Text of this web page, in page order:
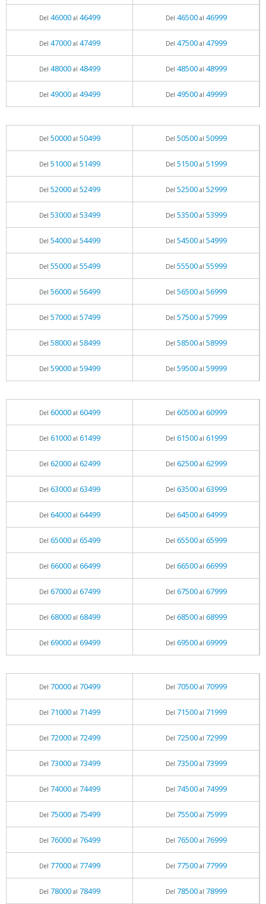
Del 46000al 46499 Del 46500al 46999
Del 47000al 47499 Del 47500al 47999
Del 48000al 48499 Del 48500al 48999
Del 49000al 49499 Del 49500al 49999
Del 50000al 50499 Del 50500al 50999
Del 51000al 51499 Del 51500al 51999
Del 52000al 52499 Del 52500al 52999
Del 53000al 53499 Del 53500al 53999
Del 54000al 54499 Del 54500al 54999
Del 55000al 55499 Del 55500al 55999
Del 56000al 56499 Del 56500al 56999
Del 57000al 57499 Del 57500al 57999
Del 58000al 58499 Del 58500al 58999
Del 59000al 59499 Del 59500al 59999
Del 60000al 60499 Del 60500al 60999
Del 61000al 61499 Del 61500al 61999
Del 62000al 62499 Del 62500al 62999
Del 63000al 63499 Del 63500al 63999
Del 64000al 64499 Del 64500al 64999
Del 65000al 65499 Del 65500al 65999
Del 66000al 66499 Del 66500al 66999
Del 67000al 67499 Del 67500al 67999
Del 68000al 68499 Del 68500al 68999
Del 69000al 69499 Del 69500al 69999
Del 70000al 70499 Del 70500al 70999
Del 71000al 71499 Del 71500al 71999
Del 72000al 72499 Del 72500al 72999
Del 73000al 73499 Del 73500al 73999
Del 74000al 74499 Del 74500al 74999
Del 75000al 75499 Del 75500al 75999
Del 76000al 76499 Del 76500al 76999
Del 77000al 77499 Del 77500al 77999
Del 78000al 78499 Del 78500al 78999